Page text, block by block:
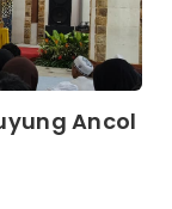
Ancol